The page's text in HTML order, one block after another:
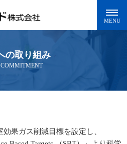
の取り組み
COMMITMENT
果ガス削減目標を設定し、